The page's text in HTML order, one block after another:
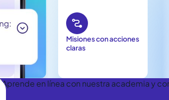

Misiones con acciones
claras